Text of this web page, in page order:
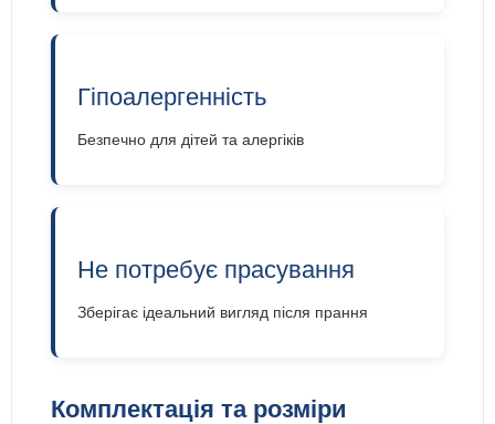
Гіпоалергенність
Безпечно для дітей та алергіків
Не потребує прасування
Зберігає ідеальний вигляд після прання
Комплектація та розміри